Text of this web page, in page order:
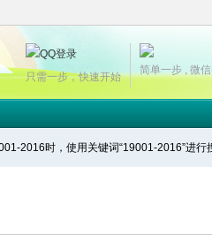
简单一步 , 微
只需一步，快速开始
2016时，使用关键词“19001-2016”进行